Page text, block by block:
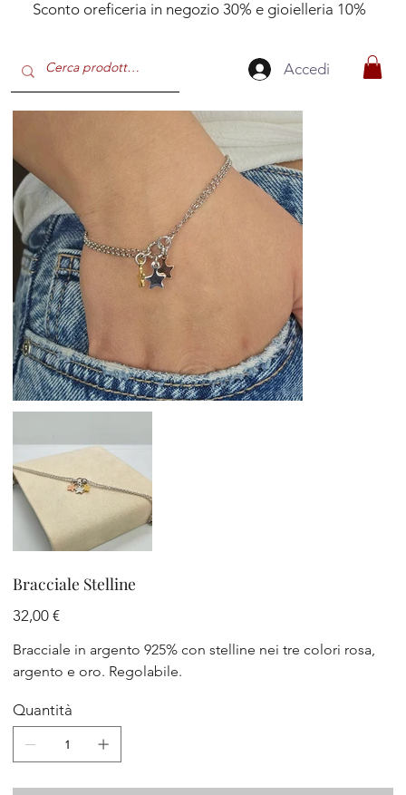
Sconto oreficeria in negozio 30% e gioielleria 10%
Accedi
Bracciale Stelline
Prezzo
32,00 €
Bracciale in argento 925% con stelline nei tre colori rosa,
argento e oro. Regolabile.
Quantità